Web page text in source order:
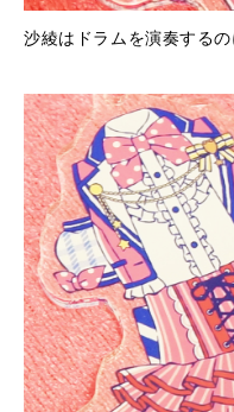
沙綾はドラムを演奏する